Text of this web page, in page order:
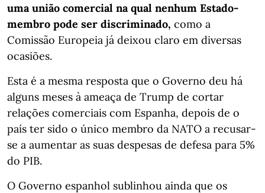
uma união comercial na qual nenhum Estado-
membro pode ser discriminado, como a
Comissão Europeia já deixou claro em diversas
ocasiões.
Esta é a mesma resposta que o Governo deu há
alguns meses à ameaça de Trump de cortar
relações comerciais com Espanha, depois de o
país ter sido o único membro da NATO a recusar-
se a aumentar as suas despesas de defesa para 5%
do PIB.
O Governo espanhol sublinhou ainda que os